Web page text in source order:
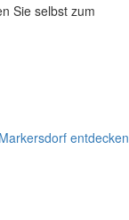
Sie selbst zum